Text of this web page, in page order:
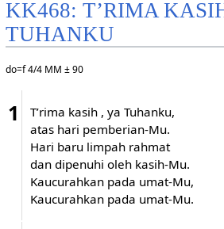
KK468: T’RIMA
TUHANKU
do=f 4/4 MM ± 90
1
T’rima kasih , ya Tuhanku,
atas hari pemberian-Mu.
Hari baru limpah rahmat
dan dipenuhi oleh kasih-Mu.
Kaucurahkan pada umat-Mu,
Kaucurahkan pada umat-Mu.